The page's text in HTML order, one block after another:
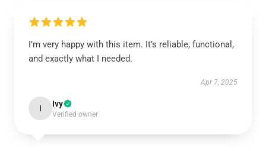
I’m very happy with this item. It’s reliable, functional,
and exactly what I needed.
Apr 7, 2025
I Ivy
Verified owner